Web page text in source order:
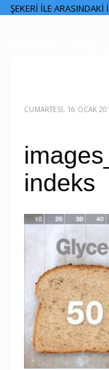
ŞEKERİ İLE
CUMARTESI, 16 OCAK
indeks